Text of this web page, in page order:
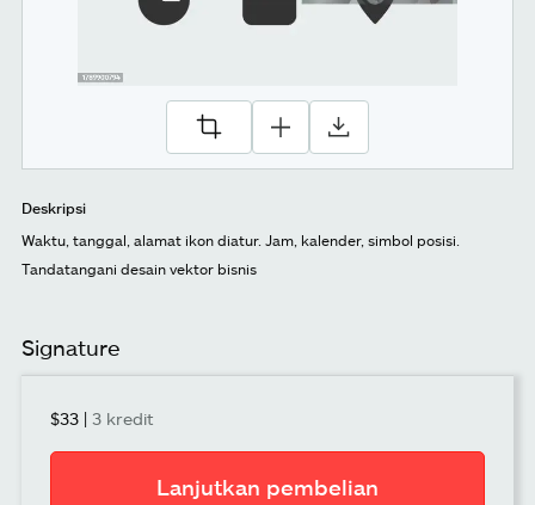
Deskripsi
Waktu, tanggal, alamat ikon diatur. Jam, kalender, simbol posisi.
Tandatangani desain vektor bisnis
Signature
$33 | 3 kredit
Lanjutkan pembelian